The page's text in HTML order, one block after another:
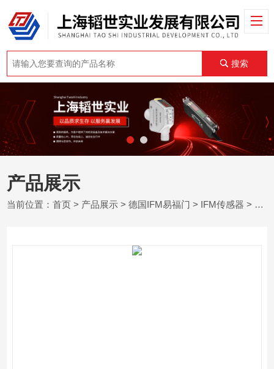
搜索
产品展示
当前位置：首页 > 产品展示 >德国IFM易福门 > IFM传感器 > OGD597德国易福门IFM激光测距传感器